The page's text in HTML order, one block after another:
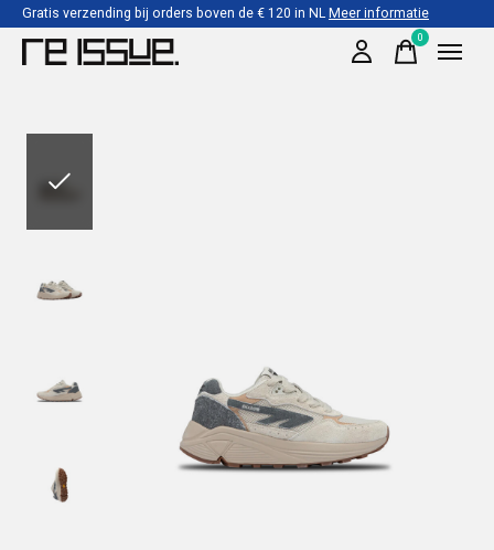
Gratis verzending bij orders boven de € 120 in NLMeer informatie
0items